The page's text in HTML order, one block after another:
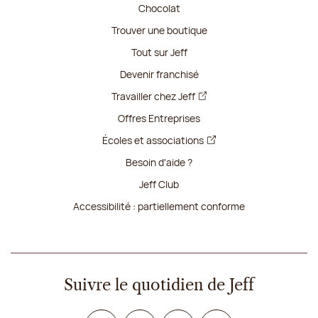
Chocolat
Trouver une boutique
Tout sur Jeff
Devenir franchisé
Travailler chez Jeff
Offres Entreprises
Écoles et associations
Besoin d'aide ?
Jeff Club
Accessibilité : partiellement conforme
Suivre le quotidien de Jeff